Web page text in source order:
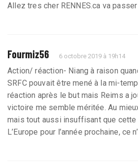
Allez tres cher RENNES.ca va passer
Fourmiz56 6 octobre 2019 à 19h14
Action/ réaction- Niang à raison
SRFC pouvait être mené à la mi-
réaction après le but mais Reims a
victoire me semble méritée. Au
mais tout aussi insuffisant que cette
L’Europe pour l’année prochaine, ce